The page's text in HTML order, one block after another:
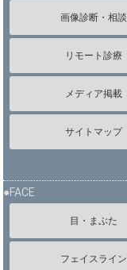
画像診断・相談
リモート診療
メディア掲載
サイトマップ
●FACE
目・まぶた
フェイスライン